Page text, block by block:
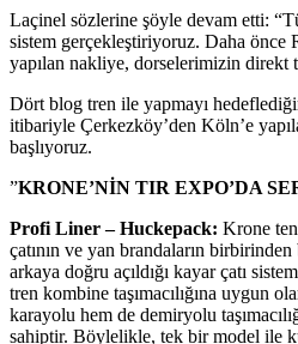
Laçinel sözlerine şöyle devam etti:
sistem gerçekleştiriyoruz. Daha önce
yapılan nakliye, dorselerimizin direkt
Dört blog tren ile yapmayı
itibariyle Çerkezköy’den Köln’e
başlıyoruz.
”KRONE’NİN TIR EXPO’DA
Profi Liner – Huckepack: Krone
çatının ve yan brandaların birbirinden
arkaya doğru açıldığı kayar çatı
tren kombine taşımacılığına uygun
karayolu hem de demiryolu
sahiptir. Böylelikle, tek bir model ile